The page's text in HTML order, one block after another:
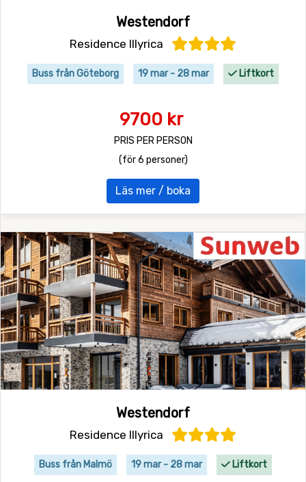
Westendorf
Residence Illyrica
Buss från Göteborg 19 mar - 28 mar Liftkort
9700 kr
PRIS PER PERSON
(för 6 personer)
Läs mer / boka
Westendorf
Residence Illyrica
Buss från Malmö 19 mar - 28 mar Liftkort